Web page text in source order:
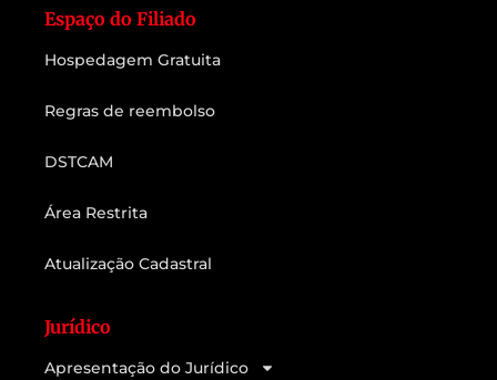
Espaço do Filiado
Hospedagem Gratuita
Regras de reembolso
DSTCAM
Área Restrita
Atualização Cadastral
Jurídico
Apresentação do Jurídico